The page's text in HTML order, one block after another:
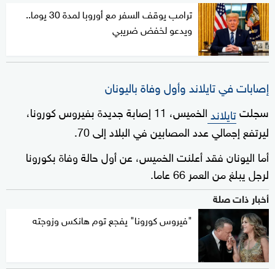
ترامب يوقف السفر مع أوروبا لمدة 30 يوما..
ويدعو لخفض ضريبي
إصابات في تايلاند وأول وفاة باليونان
سجلتتايلاند
الخميس، 11 إصابة جديدة بفيروس كورونا،
ليرتفع إجمالي عدد المصابين في البلاد إلى 70.
أما اليونان فقد أعلنت الخميس، عن أول حالة وفاة بكورونا
لرجل يبلغ من العمر 66 عاما.
أخبار ذات صلة
"فيروس كورونا" يفجع توم هانكس وزوجته